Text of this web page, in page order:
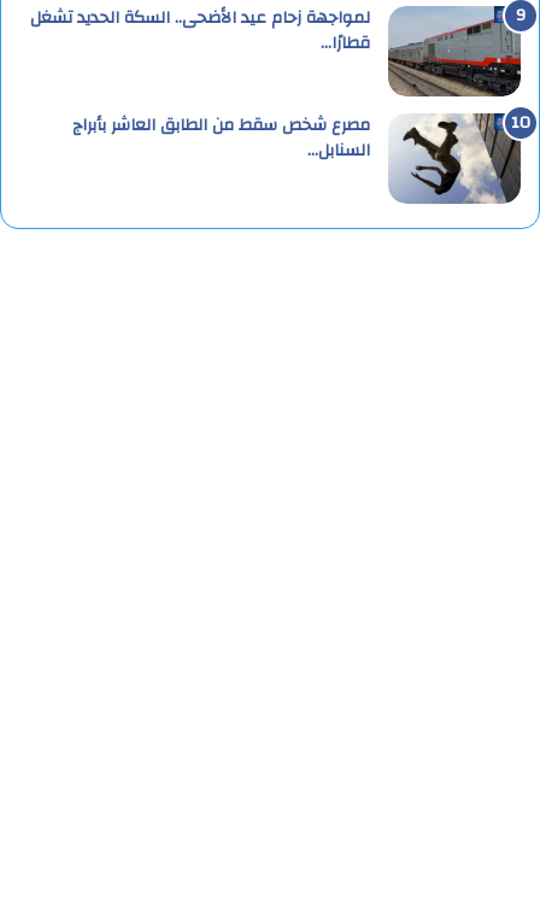
لمواجهة زحام عيد الأضحى.. السكة الحديد تشغل
قطارًا…
مصرع شخص سقط من الطابق العاشر بأبراج
السنابل…